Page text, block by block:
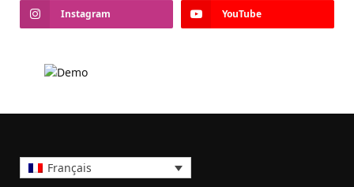
Instagram YouTube
Français